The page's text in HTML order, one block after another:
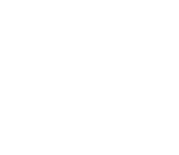
of Afro biete ich
in afrikanischen
geht es um mehr als
kulturelle
sichtbar machen und
empowern.